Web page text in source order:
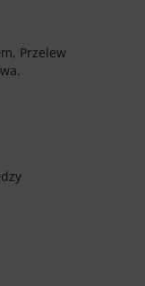
Przelew